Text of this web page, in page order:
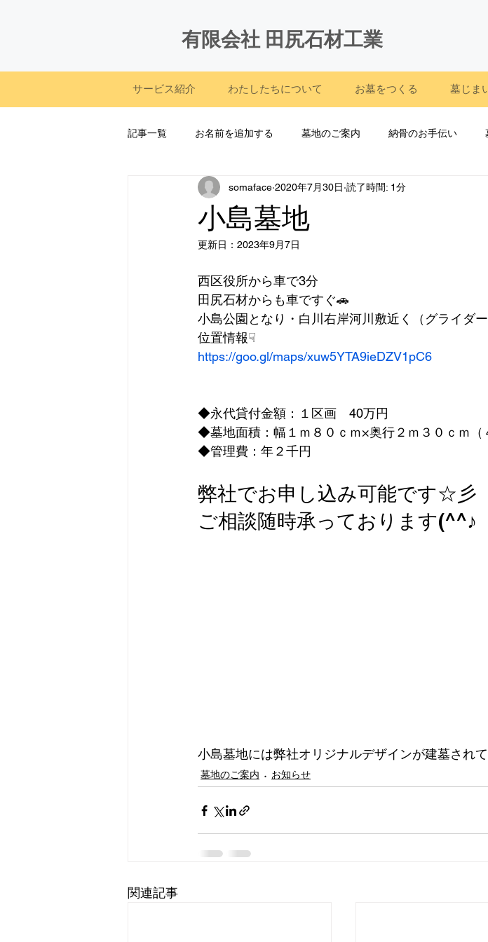
有限会社 田尻石材工業
サービス紹介 わたしたちについて お墓をつくる 墓じま
記事一覧 お名前を追加する 墓地のご案内 納骨のお手伝い
施工実績(墓石|リフォーム|記念碑他) お墓のサービス
小島墓地
somaface 2020年7月30日 読了時間: 1分
更新日： 2023年9月7日
西区役所から車で3分
田尻石材からも車ですぐ🚗
小島公園となり・白川右岸河川敷近く（グライダ
位置情報☟
https://goo.gl/maps/xuw5YTA9ieDZV1pC6
◆永代貸付金額：１区画　40万円
◆墓地面積：幅１ｍ８０ｃｍ×奥行２ｍ３０ｃｍ（
◆管理費：年２千円
弊社でお申し込み可能です☆彡
ご相談随時承っております(^^♪
小島墓地には弊社オリジナルデザインが建墓され
墓地のご案内 お知らせ
関連記事